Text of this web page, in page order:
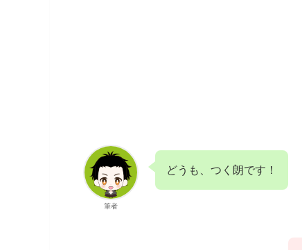
筆者
どうも、つく朗です！